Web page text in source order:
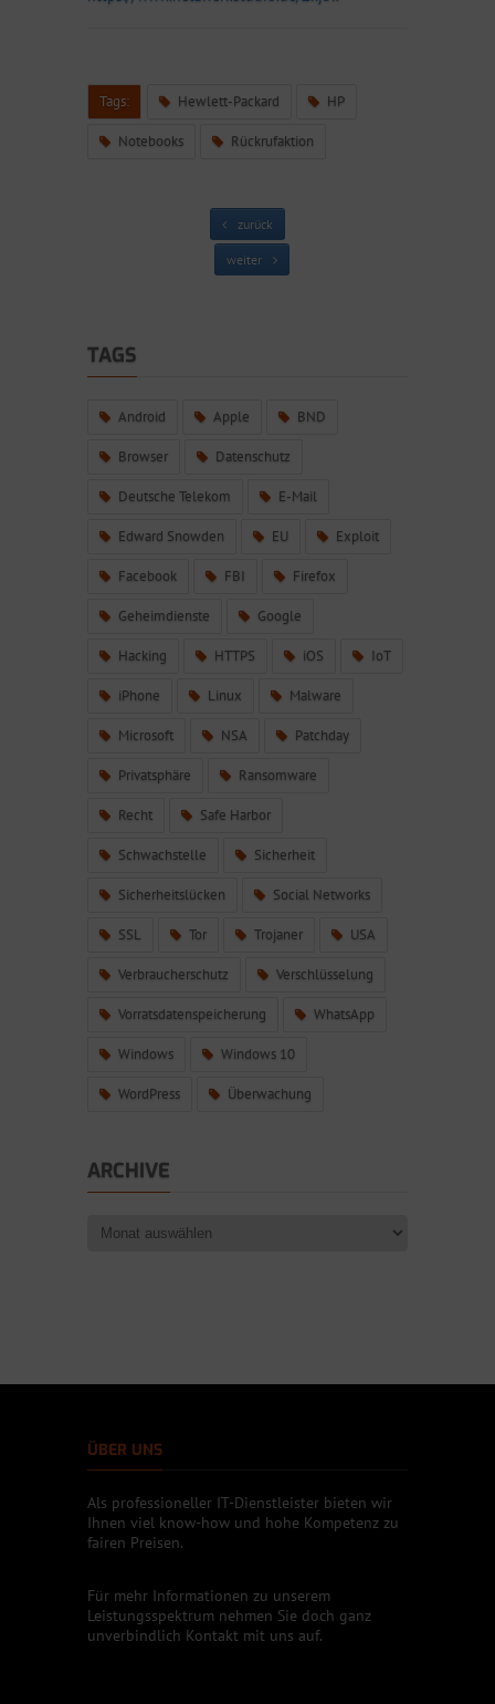
Tags: Hewlett-Packard HP
Notebooks Rückrufaktion
zurück
weiter
TAGS
Android Apple BND
Browser Datenschutz
Deutsche Telekom E-Mail
Edward Snowden EU Exploit
Facebook FBI Firefox
Geheimdienste Google
Hacking HTTPS iOS IoT
iPhone Linux Malware
Microsoft NSA Patchday
Privatsphäre Ransomware
Recht Safe Harbor
Schwachstelle Sicherheit
Sicherheitslücken Social Networks
SSL Tor Trojaner USA
Verbraucherschutz Verschlüsselung
Vorratsdatenspeicherung WhatsApp
Windows Windows 10
WordPress Überwachung
ARCHIVE
ÜBER UNS
Als professioneller IT-Dienstleister bieten wir
Ihnen viel know-how und hohe Kompetenz zu
fairen Preisen.
Für mehr Informationen zu unserem
Leistungsspektrum nehmen Sie doch ganz
unverbindlich Kontakt mit uns auf.